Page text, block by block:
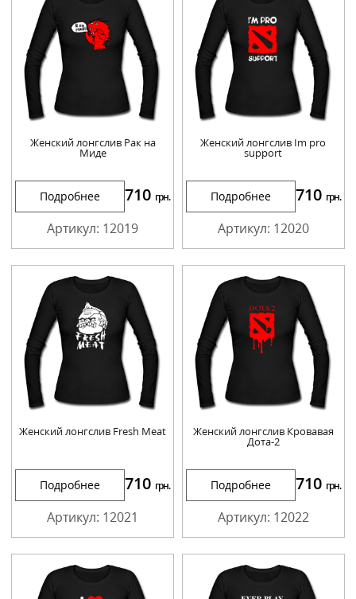
Женский лонгслив Рак на
Миде
Подробнее 710 грн.
Артикул: 12019
Женский лонгслив Im pro
support
Подробнее 710 грн.
Артикул: 12020
Женский лонгслив Fresh Meat
Подробнее 710 грн.
Артикул: 12021
Женский лонгслив Кровавая
Дота-2
Подробнее 710 грн.
Артикул: 12022